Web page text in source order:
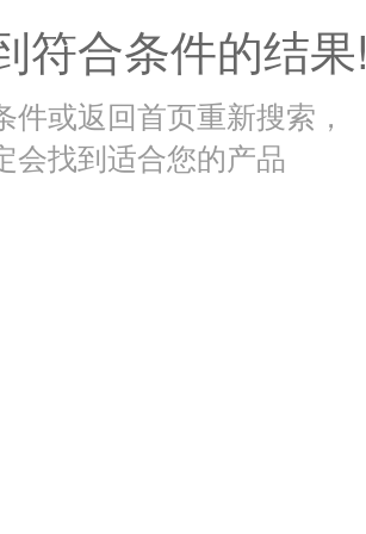
符合条件的结果!
件或返回首页重新搜索，
会找到适合您的产品